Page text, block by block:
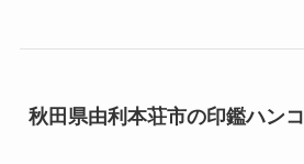
秋田県由利本荘市の印鑑ハンコ